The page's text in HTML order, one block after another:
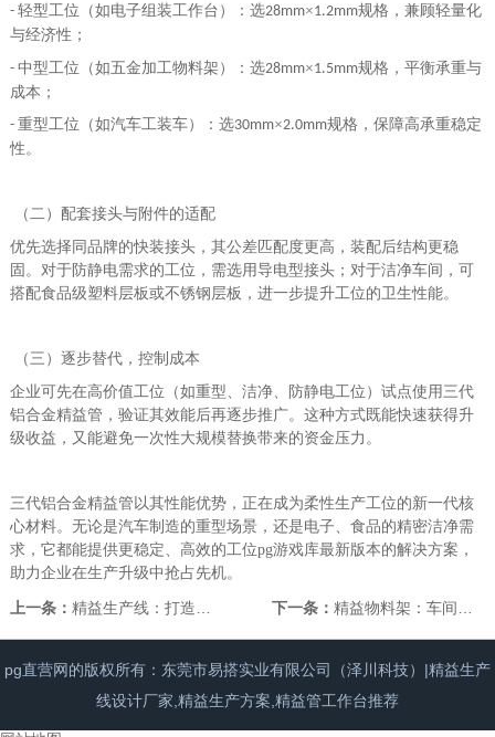
- 轻型工位（如电子组装工作台）：选28mm×1.2mm规格，兼顾轻量化
与经济性；
- 中型工位（如五金加工物料架）：选28mm×1.5mm规格，平衡承重与
成本；
- 重型工位（如汽车工装车）：选30mm×2.0mm规格，保障高承重稳定
性。
（二）配套接头与附件的适配
优先选择同品牌的快装接头，其公差匹配度更高，装配后结构更稳
固。对于防静电需求的工位，需选用导电型接头；对于洁净车间，可
搭配食品级塑料层板或不锈钢层板，进一步提升工位的卫生性能。
（三）逐步替代，控制成本
企业可先在高价值工位（如重型、洁净、防静电工位）试点使用三代
铝合金精益管，验证其效能后再逐步推广。这种方式既能快速获得升
级收益，又能避免一次性大规模替换带来的资金压力。
三代铝合金精益管以其性能优势，正在成为柔性生产工位的新一代核
心材料。无论是汽车制造的重型场景，还是电子、食品的精密洁净需
求，它都能提供更稳定、高效的工位pg游戏库最新版本的解决方案，
助力企业在生产升级中抢占先机。
上一条： 精益生产线：打造高效制造系统的核心引擎 下一条： 精益物料架：车间物料规范存储的高效精益工具
pg直营网的版权所有：东莞市易搭实业有限公司（泽川科技）|精益生产
线设计厂家,精益生产方案,精益管工作台推荐